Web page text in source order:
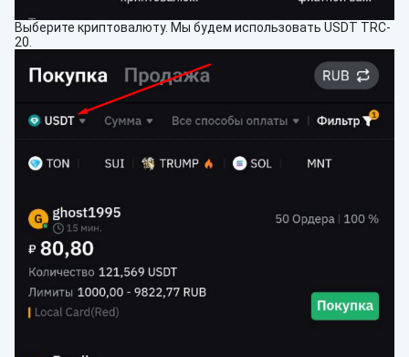
Выберите криптовалюту. Мы будем использовать USDT TRC-
20.